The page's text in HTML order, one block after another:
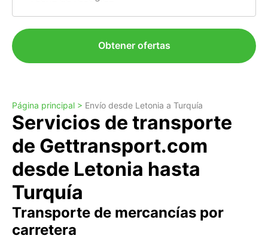
Obtener ofertas
Página principal > Envío desde Letonia a Turquía
Servicios de transporte
de Gettransport.com
desde Letonia hasta
Turquía
Transporte de mercancías por
carretera